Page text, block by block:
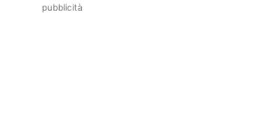
pubblicità